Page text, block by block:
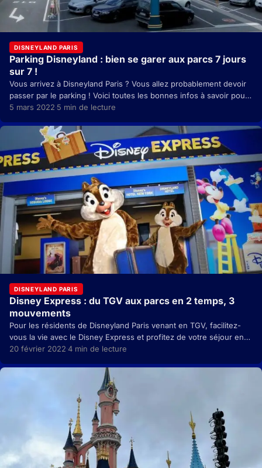
DISNEYLAND PARIS
Parking Disneyland : bien se garer aux parcs 7 jours
sur 7 !
Vous arrivez à Disneyland Paris ? Vous allez probablement devoir
passer par le parking ! Voici toutes les bonnes infos à savoir pour
y accéder……
5 mars 2022·5 min de lecture
DISNEYLAND PARIS
Disney Express : du TGV aux parcs en 2 temps, 3
mouvements
Pour les résidents de Disneyland Paris venant en TGV, facilitez-
vous la vie avec le Disney Express et profitez de votre séjour en
toute tranquillité… Vous…
20 février 2022·4 min de lecture